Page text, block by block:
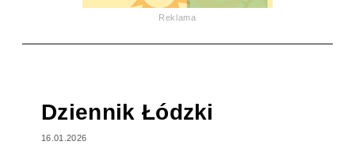
Reklama
Dziennik Łódzki
16.01.2026